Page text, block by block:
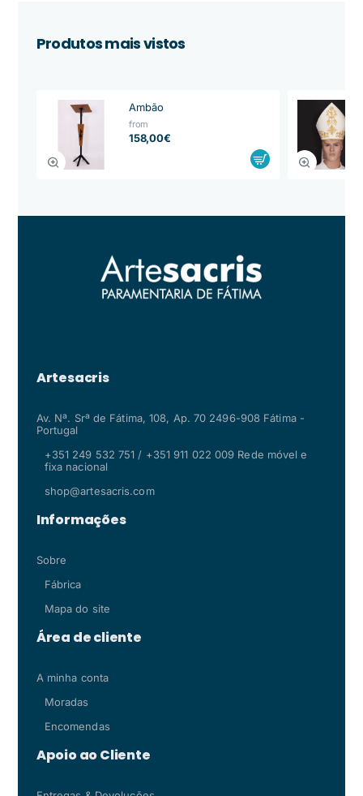
Produtos mais vistos
Ambão
from
158,00€
Artesacris
Av. Nª. Srª de Fátima, 108, Ap. 70 2496-908 Fátima -
Portugal
+351 249 532 751 / +351 911 022 009 Rede móvel e
fixa nacional
shop@artesacris.com
Informações
Sobre
Fábrica
Mapa do site
Área de cliente
A minha conta
Moradas
Encomendas
Apoio ao Cliente